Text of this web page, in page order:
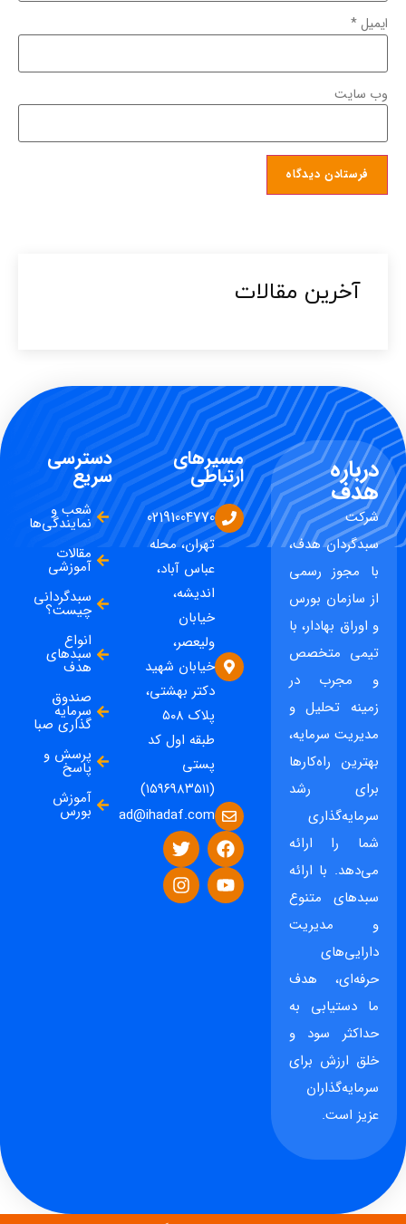
ایمیل*
وب‌ سایت
آخرین مقالات​
درباره
هدف
شرکت
سبدگردان هدف،
با مجوز رسمی
از سازمان بورس
و اوراق بهادار، با
تیمی متخصص
و مجرب در
زمینه تحلیل و
مدیریت سرمایه،
بهترین راه‌کارها
برای رشد
سرمایه‌گذاری
شما را ارائه
می‌دهد. با ارائه
سبدهای متنوع
و مدیریت
دارایی‌های
حرفه‌ای، هدف
ما دستیابی به
حداکثر سود و
خلق ارزش برای
سرمایه‌گذاران
عزیز است.
مسیرهای
ارتباطی
02191004770
تهران، محله
عباس آباد،
اندیشه،
خیابان
ولیعصر،
خیابان شهید
دکتر بهشتی،
پلاک ۵۰۸
طبقه اول کد
پستی
(۱۵۹۶۹۸۳۵۱۱)
ad@ihadaf.com
دسترسی
سریع
شعب و
نمایندگی‌ها
مقالات
آموزشی
سبدگردانی
چیست؟
انواع
سبدهای
هدف
صندوق
سرمایه
گذاری صبا
پرسش و
پاسخ
آموزش
بورس